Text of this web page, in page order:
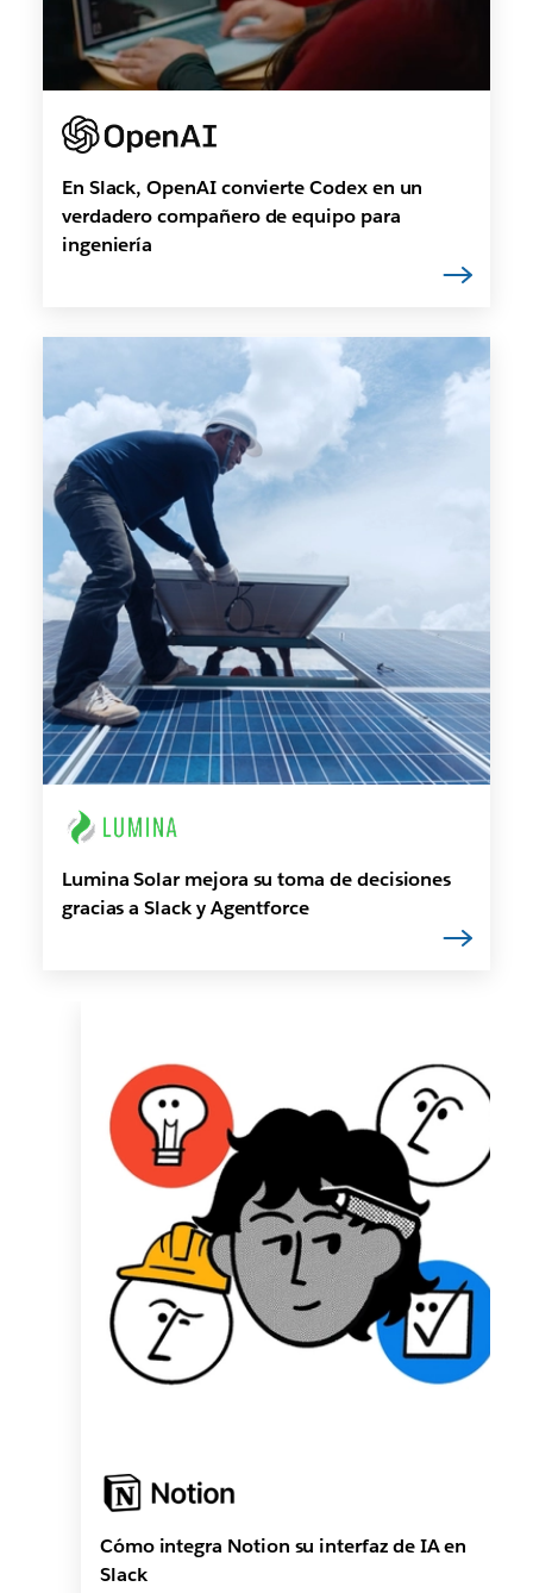
En Slack, OpenAI convierte Codex en un
verdadero compañero de equipo para
ingeniería
Lumina Solar mejora su toma de decisiones
gracias a Slack y Agentforce
Cómo integra Notion su interfaz de IA en
Slack